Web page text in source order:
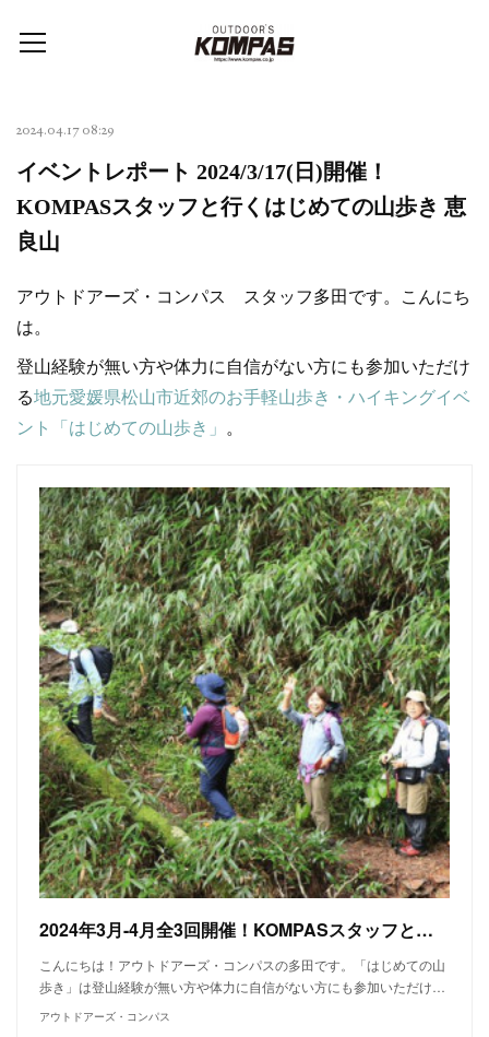
2024.04.17 08:29
イベントレポート 2024/3/17(日)開催！
KOMPASスタッフと行くはじめての山歩き 恵
良山
アウトドアーズ・コンパス スタッフ多田です。こんにち
は。
登山経験が無い方や体力に自信がない方にも参加いただけ
る地元愛媛県松山市近郊のお手軽山歩き・ハイキングイベ
ント「はじめての山歩き」 。
2024年3月-4月全3回開催！KOMPASスタッフと行くはじめての山歩き
こんにちは！アウトドアーズ・コンパスの多田です。「はじめての山
歩き」は登山経験が無い方や体力に自信がない方にも参加いただけ…
アウトドアーズ・コンパス